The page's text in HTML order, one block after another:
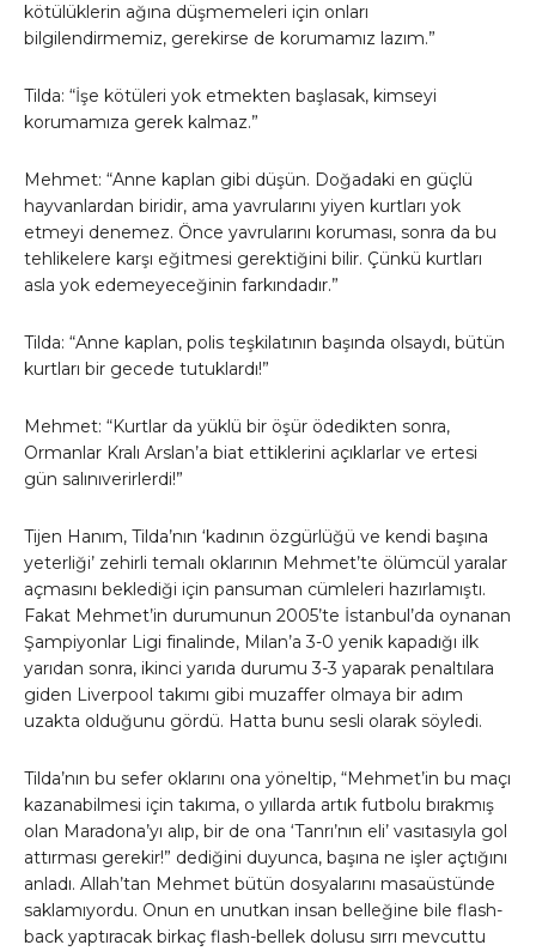
kötülüklerin ağına düşmemeleri için onları
bilgilendirmemiz, gerekirse de korumamız lazım.”
Tilda: “İşe kötüleri yok etmekten başlasak, kimseyi
korumamıza gerek kalmaz.”
Mehmet: “Anne kaplan gibi düşün. Doğadaki en güçlü
hayvanlardan biridir, ama yavrularını yiyen kurtları yok
etmeyi denemez. Önce yavrularını koruması, sonra da bu
tehlikelere karşı eğitmesi gerektiğini bilir. Çünkü kurtları
asla yok edemeyeceğinin farkındadır.”
Tilda: “Anne kaplan, polis teşkilatının başında olsaydı, bütün
kurtları bir gecede tutuklardı!”
Mehmet: “Kurtlar da yüklü bir öşür ödedikten sonra,
Ormanlar Kralı Arslan’a biat ettiklerini açıklarlar ve ertesi
gün salınıverirlerdi!”
Tijen Hanım, Tilda’nın ‘kadının özgürlüğü ve kendi başına
yeterliği’ zehirli temalı oklarının Mehmet’te ölümcül yaralar
açmasını beklediği için pansuman cümleleri hazırlamıştı.
Fakat Mehmet’in durumunun 2005’te İstanbul’da oynanan
Şampiyonlar Ligi finalinde, Milan’a 3-0 yenik kapadığı ilk
yarıdan sonra, ikinci yarıda durumu 3-3 yaparak penaltılara
giden Liverpool takımı gibi muzaffer olmaya bir adım
uzakta olduğunu gördü. Hatta bunu sesli olarak söyledi.
Tilda’nın bu sefer oklarını ona yöneltip, “Mehmet’in bu maçı
kazanabilmesi için takıma, o yıllarda artık futbolu bırakmış
olan Maradona’yı alıp, bir de ona ‘Tanrı’nın eli’ vasıtasıyla gol
attırması gerekir!” dediğini duyunca, başına ne işler açtığını
anladı. Allah’tan Mehmet bütün dosyalarını masaüstünde
saklamıyordu. Onun en unutkan insan belleğine bile flash-
back yaptıracak birkaç flash-bellek dolusu sırrı mevcuttu